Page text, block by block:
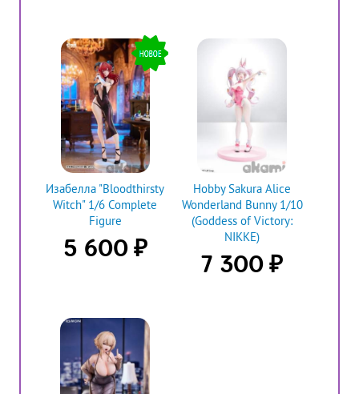
Изабелла "Bloodthirsty
Witch" 1/6 Complete
Figure
5 600 ₽
Hobby Sakura Alice
Wonderland Bunny 1/10
(Goddess of Victory:
NIKKE)
7 300 ₽